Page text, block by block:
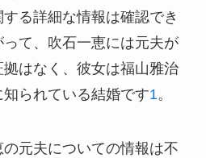
る詳細な情報は確認でき
て、吹石一恵には元夫が
はなく、彼女は福山雅治
られている結婚です1。
元夫についての情報は不